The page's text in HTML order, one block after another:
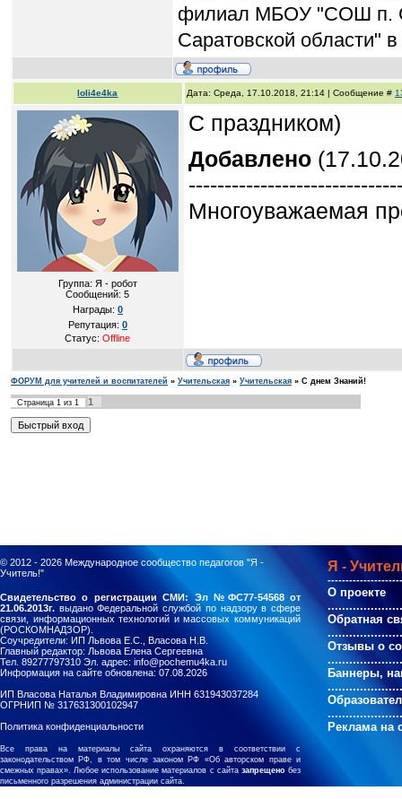
филиал МБОУ "СОШ п.
Саратовской области"
loli4e4ka Дата: Среда, 17.10.2018, 21:14 | Сообщение #
Группа: Я - робот
Сообщений:5
Награды: 0
Репутация: 0
Статус:Offline
С праздником)
Добавлено
Многоуважаемая
ФОРУМ для учителей и воспитателей » Учительская » Учительская » С днем Знаний!
Страница 1 из 1 1
© 2012 - 2026 Международное сообщество педагогов "Я -
Учитель!"
Я -
О проекте
Обратная
Отзывы о
Баннеры,
Реклама на
Свидетельство о регистрации СМИ: Эл №ФС77-54568 от
21.06.2013г. выдано Федеральной службой по надзору в сфере
связи, информационных технологий и массовых коммуникаций
(РОСКОМНАДЗОР).
Соучредители: ИП Львова Е.С., Власова Н.В.
Главный редактор: Львова Елена Сергеевна
Тел. 89277797310 Эл. адрес: info@pochemu4ka.ru
Информация на сайте обновлена: 07.08.2026
ИП Власова Наталья Владимировна ИНН 631943037284
ОГРНИП № 317631300102947
Политика конфиденциальности
Все права на материалы сайта охраняются в соответствии с
законодательством РФ, в том числе законом РФ «Об авторском праве и
смежных правах». Любое использование материалов с сайта запрещенобез
письменного разрешения администрации сайта.